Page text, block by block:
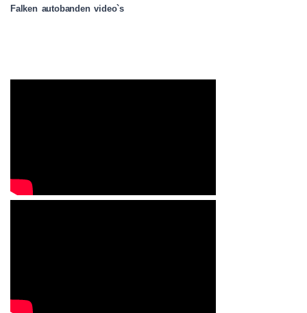
Falken autobanden video`s